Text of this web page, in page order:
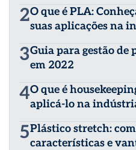
2O que é PLA:
suas aplicações na
3Guia para gestão de
em 2022
4O que é
aplicá-lo na
5Plástico stretch:
características e